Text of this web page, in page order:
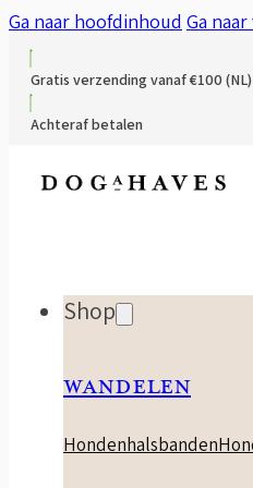
Ga naar hoofdinhoud Ga
Gratis verzending vanaf €100 (NL)
Achteraf betalen
Shop
WANDELEN
Hondenhalsbanden